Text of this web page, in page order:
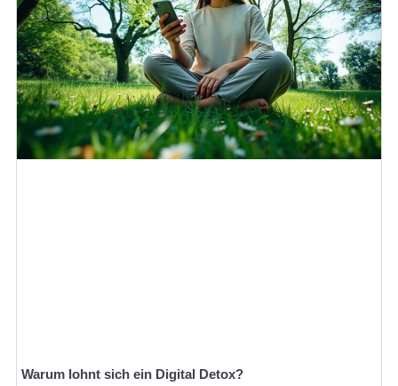
Warum lohnt sich ein Digital Detox?